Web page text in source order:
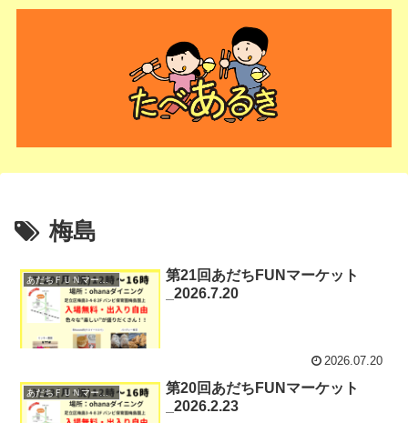
梅島
あだちＦＵＮマーケット
第21回あだちFUNマーケット
_2026.7.20
2026.07.20
あだちＦＵＮマーケット
第20回あだちFUNマーケット
_2026.2.23